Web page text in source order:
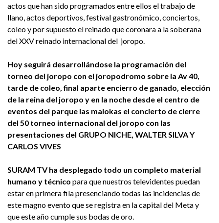
actos que han sido programados entre ellos el trabajo de
llano, actos deportivos, festival gastronómico, conciertos,
coleo y por supuesto el reinado que coronara a la soberana
del XXV reinado internacional del joropo.
Hoy seguirá desarrollándose la programación del
torneo del joropo con el joropodromo sobre la Av 40,
tarde de coleo, final aparte encierro de ganado, elección
de la reina del joropo y en la noche desde el centro de
eventos del parque las malokas el concierto de cierre
del 50 torneo internacional del joropo con las
presentaciones del GRUPO NICHE, WALTER SILVA Y
CARLOS VIVES
SURAM TV ha desplegado todo un completo material
humano y técnico para que nuestros televidentes puedan
estar en primera fila presenciando todas las incidencias de
este magno evento que se registra en la capital del Meta y
que este año cumple sus bodas de oro.